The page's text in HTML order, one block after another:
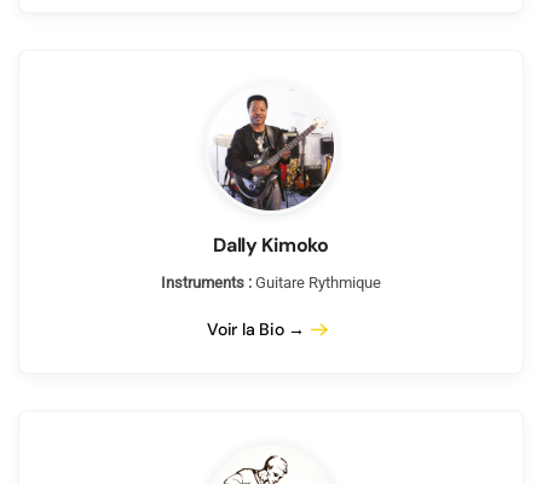
Dally Kimoko
Instruments : Guitare Rythmique
Voir la Bio →